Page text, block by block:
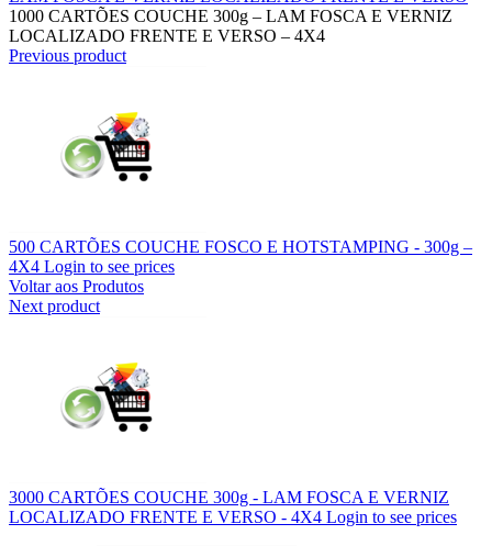
1000 CARTÕES COUCHE 300g – LAM FOSCA E VERNIZ
LOCALIZADO FRENTE E VERSO – 4X4
Previous product
500 CARTÕES COUCHE FOSCO E HOTSTAMPING - 300g –
4X4 Login to see prices
Voltar aos Produtos
Next product
3000 CARTÕES COUCHE 300g - LAM FOSCA E VERNIZ
LOCALIZADO FRENTE E VERSO - 4X4 Login to see prices